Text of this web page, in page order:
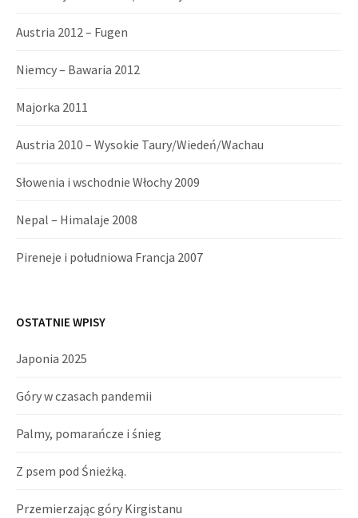
Austria 2012 – Fugen
Niemcy – Bawaria 2012
Majorka 2011
Austria 2010 – Wysokie Taury/Wiedeń/Wachau
Słowenia i wschodnie Włochy 2009
Nepal – Himalaje 2008
Pireneje i południowa Francja 2007
OSTATNIE WPISY
Japonia 2025
Góry w czasach pandemii
Palmy, pomarańcze i śnieg
Z psem pod Śnieżką.
Przemierzając góry Kirgistanu